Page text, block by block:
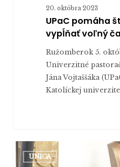
20. októbra 2023
UPaC pomáha
vypĺňať voľný
Ružomberok 5.
Univerzitné
Jána Vojtaššáka
Katolíckej
Hokejový
brankár
UNICA